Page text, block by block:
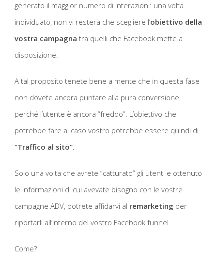
generato il maggior numero di interazioni: una volta
individuato, non vi resterà che scegliere l’obiettivo della
vostra campagna tra quelli che Facebook mette a
disposizione.
A tal proposito tenete bene a mente che in questa fase
non dovete ancora puntare alla pura conversione
perché l’utente è ancora “freddo”. L’obiettivo che
potrebbe fare al caso vostro potrebbe essere quindi di
“Traffico al sito”.
Solo una volta che avrete “catturato” gli utenti e ottenuto
le informazioni di cui avevate bisogno con le vostre
campagne ADV, potrete affidarvi al remarketing per
riportarli all’interno del vostro Facebook funnel.
Come?